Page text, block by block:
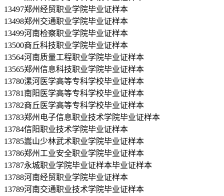
13497郑州经贸职业学院毕业证样本
13498郑州交通职业学院毕业证样本
13499河南检察职业学院毕业证样本
13500商丘科技职业学院毕业证样本
13564河南质量工程职业学院毕业证样本
13565郑州信息科技职业学院毕业证样本
13780漯河医学高等专科学校毕业证样本
13781南阳医学高等专科学校毕业证样本
13782商丘医学高等专科学校毕业证样本
13783郑州电子信息职业技术学院毕业证样本
13784信阳职业技术学院毕业证样本
13785嵩山少林武术职业学院毕业证样本
13786郑州工业安全职业学院毕业证样本
13787永城职业学院毕业证样本毕业证样本
13788河南经贸职业学院毕业证样本
13789河南交通职业技术学院毕业证样本